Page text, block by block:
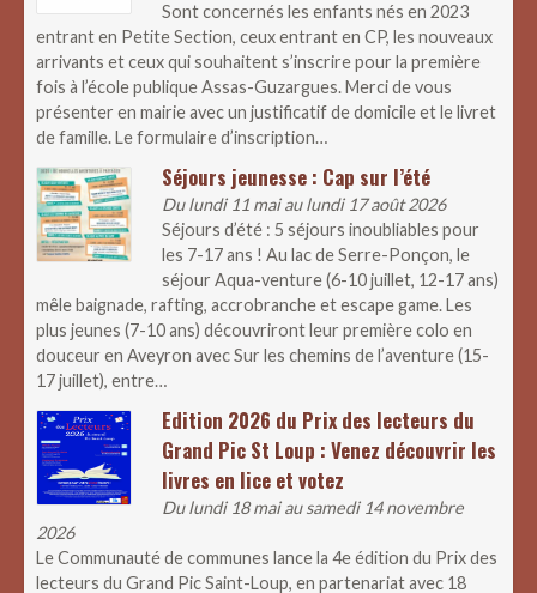
Sont concernés les enfants nés en 2023
entrant en Petite Section, ceux entrant en CP, les nouveaux
arrivants et ceux qui souhaitent s’inscrire pour la première
fois à l’école publique Assas-Guzargues. Merci de vous
présenter en mairie avec un justificatif de domicile et le livret
de famille. Le formulaire d’inscription…
Séjours jeunesse : Cap sur l’été
Du lundi 11 mai au lundi 17 août 2026
Séjours d’été : 5 séjours inoubliables pour
les 7-17 ans ! Au lac de Serre-Ponçon, le
séjour Aqua-venture (6-10 juillet, 12-17 ans)
mêle baignade, rafting, accrobranche et escape game. Les
plus jeunes (7-10 ans) découvriront leur première colo en
douceur en Aveyron avec Sur les chemins de l’aventure (15-
17 juillet), entre…
Edition 2026 du Prix des lecteurs du
Grand Pic St Loup : Venez découvrir les
livres en lice et votez
Du lundi 18 mai au samedi 14 novembre
2026
Le Communauté de communes lance la 4e édition du Prix des
lecteurs du Grand Pic Saint-Loup, en partenariat avec 18